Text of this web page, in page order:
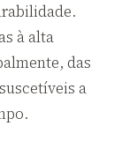
à alta
das
a